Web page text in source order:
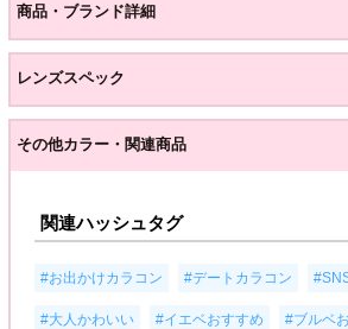
商品・ブランド詳細
レンズスペック
その他カラー・関連商品
関連ハッシュタグ
#お出かけカラコン #デートカラコン
#大人かわいい #イエベおすすめ #ブルベ